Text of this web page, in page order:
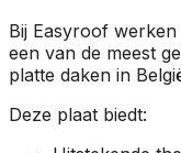
Bij Easyroof
een van de meest
platte daken in
Deze plaat biedt: